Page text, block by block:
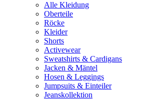
Alle Kleidung
Oberteile
Röcke
Kleider
Shorts
Activewear
Sweatshirts & Cardigans
Jacken & Mäntel
Hosen & Leggings
Jumpsuits & Einteiler
Jeanskollektion